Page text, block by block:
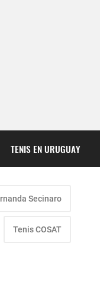
TENIS EN URUGUAY
Secinaro
Tenis COSAT